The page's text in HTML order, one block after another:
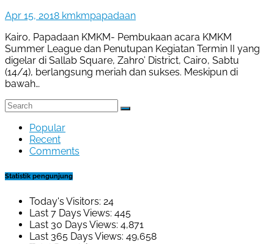
Apr 15, 2018 kmkmpapadaan
Kairo, Papadaan KMKM- Pembukaan acara KMKM
Summer League dan Penutupan Kegiatan Termin II yang
digelar di Sallab Square, Zahro’ District, Cairo, Sabtu
(14/4), berlangsung meriah dan sukses. Meskipun di
bawah…
Popular
Recent
Comments
Statistik pengunjung
Today's Visitors: 24
Last 7 Days Views: 445
Last 30 Days Views: 4,871
Last 365 Days Views: 49,658